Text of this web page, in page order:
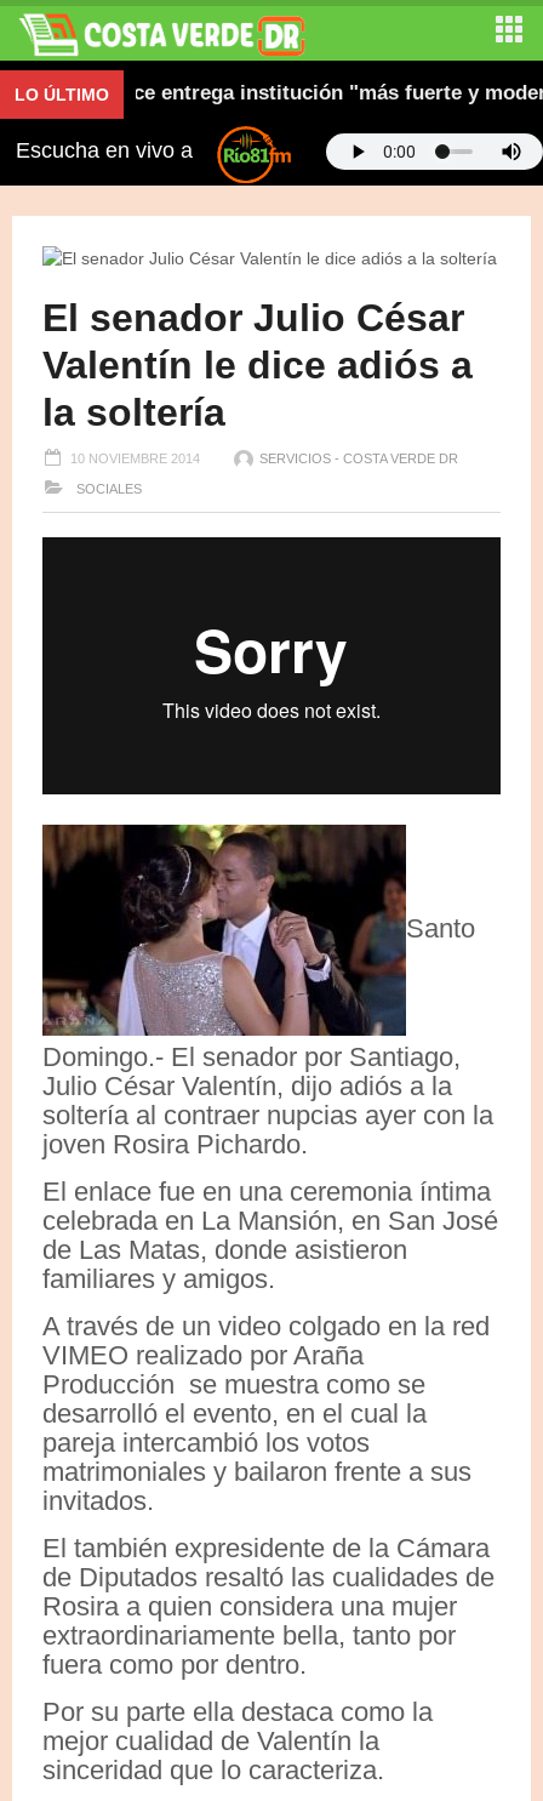
LO ÚLTIMOy dice entrega institución "más fuerte y
Escucha en vivo a
El senador Julio César
Valentín le dice adiós a
la soltería
10 NOVIEMBRE 2014 SERVICIOS - COSTA VERDE DR
SOCIALES
Santo
Domingo.- El senador por Santiago,
Julio César Valentín, dijo adiós a la
soltería al contraer nupcias ayer con la
joven Rosira Pichardo.
El enlace fue en una ceremonia íntima
celebrada en La Mansión, en San José
de Las Matas, donde asistieron
familiares y amigos.
A través de un video colgado en la red
VIMEO realizado por Araña
Producción se muestra como se
desarrolló el evento, en el cual la
pareja intercambió los votos
matrimoniales y bailaron frente a sus
invitados.
El también expresidente de la Cámara
de Diputados resaltó las cualidades de
Rosira a quien considera una mujer
extraordinariamente bella, tanto por
fuera como por dentro.
Por su parte ella destaca como la
mejor cualidad de Valentín la
sinceridad que lo caracteriza.